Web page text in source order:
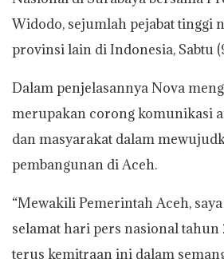
s
p
b
o
k
t
L
i
k
l
t
Widodo, sejumlah pejabat tinggi
provinsi lain di Indonesia, Sabtu
Dalam penjelasannya Nova
merupakan corong komunikasi
dan masyarakat dalam
pembangunan di Aceh.
“Mewakili Pemerintah Aceh,
selamat hari pers nasional tahun
terus kemitraan ini dalam